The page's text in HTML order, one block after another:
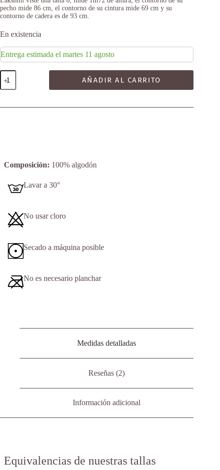
pecho mide 86 cm, el contorno de su cintura mide 69 cm y su
contorno de cadera es de 93 cm.
En existencia
Entrega estimada el martes 11 agosto
Geo
cantidad
AÑADIR AL CARRITO
Composición: 100% algodón
Lavar a 30°
No usar cloro
Secado a máquina posible
No es necesario planchar
Medidas detalladas
Reseñas (2)
Información adicional
Equivalencias de nuestras tallas